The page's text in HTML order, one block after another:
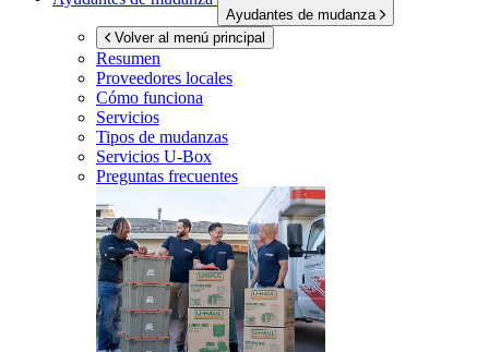
Ayudantes de mudanza
Volver al menú principal
Resumen
Proveedores locales
Cómo funciona
Servicios
Tipos de mudanzas
Servicios U-Box
Preguntas frecuentes